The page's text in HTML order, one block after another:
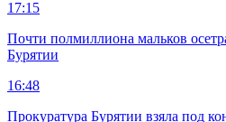
17:15
Почти полмиллиона мальков
Бурятии
16:48
Прокуратура Бурятии взяла под